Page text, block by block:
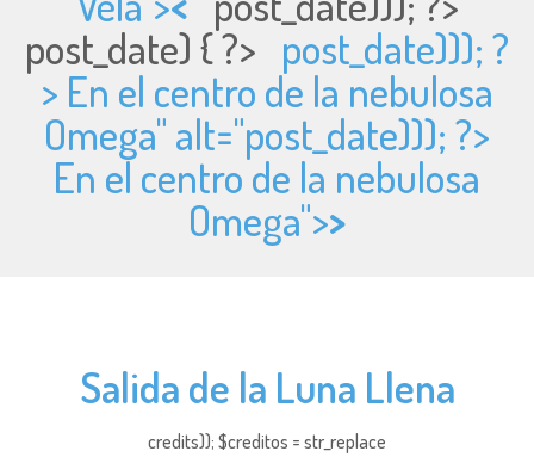
post_date) { ?> post_date))); ?
> En el centro de la nebulosa
Omega" alt="post_date))); ?>
En el centro de la nebulosa
Omega">>
Salida de la Luna Llena
credits)); $creditos = str_replace